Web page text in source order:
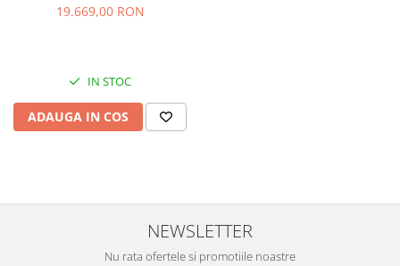
19.669,00 RON
IN STOC
ADAUGA IN COS
NEWSLETTER
Nu rata ofertele si promotiile noastre